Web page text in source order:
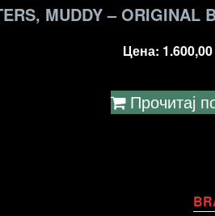
MUDDY – ORIGINAL
Цена: 1.600,00
Прочитај